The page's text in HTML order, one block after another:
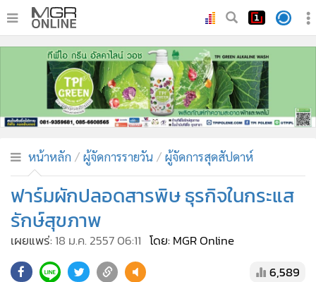
หน้าหลัก
ทันเหตุการณ์
• ภูมิภาค
• บันเทิง
ผู้จัดการรายวัน
• คอลัมนิสต์
• ละคร
• Cyber BIZ
หน้าหลัก ผู้จัดการรายวัน ผู้จัดการสุดสัปดาห์
ฟาร์มผักปลอดสารพิษ ธุรกิจในกระแส
รักษ์สุขภาพ
เผยแพร่: 18 ม.ค. 2557 06:11 โดย: MGR Online
6,589